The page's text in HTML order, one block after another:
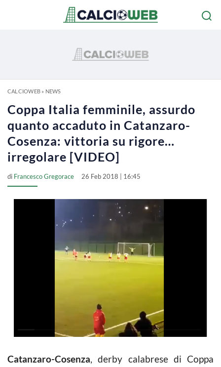
CALCIOWEB» NEWS
Coppa Italia femminile, assurdo
quanto accaduto in Catanzaro-
Cosenza: vittoria su rigore…
irregolare [VIDEO]
di Francesco Gregorace 26 Feb 2018 | 16:45
Catanzaro-Cosenza, derby calabrese di Coppa